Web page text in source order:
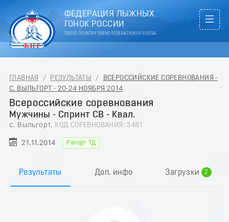
ФЕДЕРАЦИЯ ЛЫЖНЫХ
ГОНОК РОССИИ
CROSS COUNTRY SKIING FEDERATION OF RUSSIA
ГЛАВНАЯ / РЕЗУЛЬТАТЫ /
ВСЕРОССИЙСКИЕ СОРЕВНОВАНИЯ -
С. ВЫЛЬГОРТ - 20-24 НОЯБРЯ 2014
Всероссийские соревнования
Мужчины - Спринт СВ - Квал.
с. Выльгорт, КОД СОРЕВНОВАНИЯ: 3481
21.11.2014 Рапорт ТД
Результаты Доп. инфо Загрузки
2